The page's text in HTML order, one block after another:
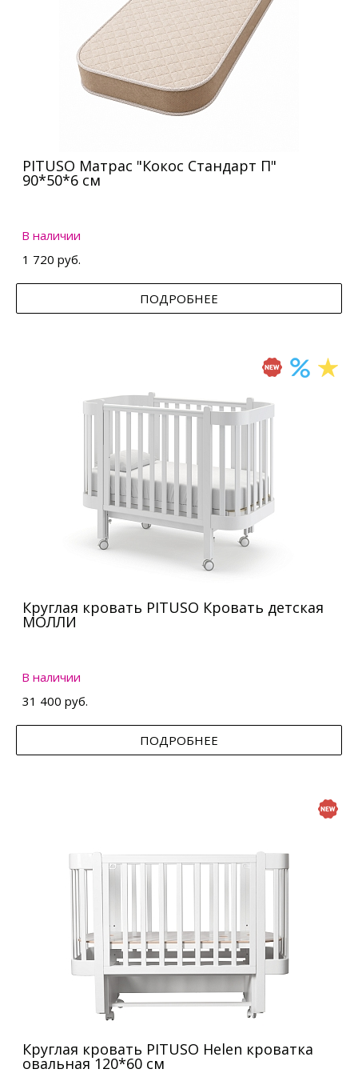
PITUSO Матрас "Кокос Стандарт П"
90*50*6 см
В наличии
1 720 руб.
ПОДРОБНЕЕ
Круглая кровать PITUSO Кровать детская
МОЛЛИ
В наличии
31 400 руб.
ПОДРОБНЕЕ
Круглая кровать PITUSO Helen кроватка
овальная 120*60 см